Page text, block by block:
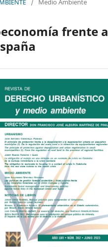
/ Medio Ambiente
frente a